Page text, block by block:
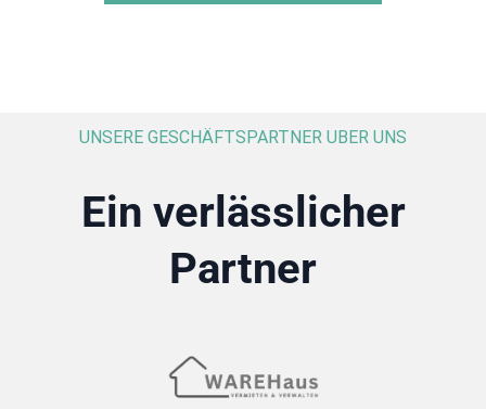
UNSERE GESCHÄFTSPARTNER UBER UNS
Ein verlässlicher
Partner